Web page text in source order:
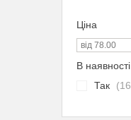
Ціна
В наявності
Так
16